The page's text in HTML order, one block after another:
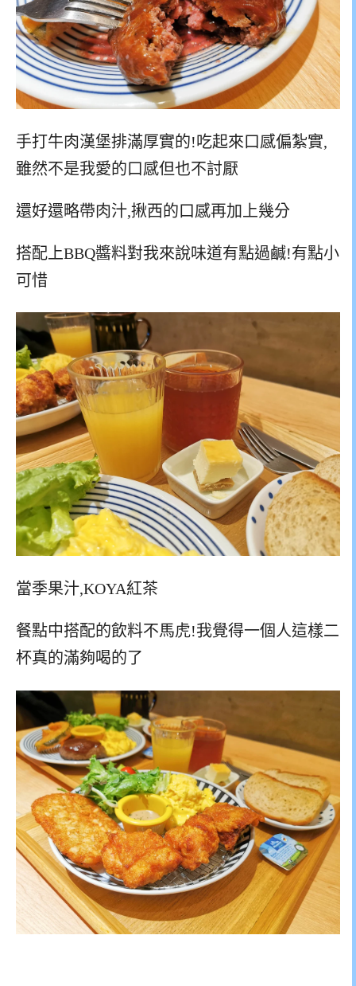
手打牛肉漢堡排滿厚實的!吃起來口感偏紮實,
雖然不是我愛的口感但也不討厭
還好還略帶肉汁,揪西的口感再加上幾分
搭配上BBQ醬料對我來說味道有點過鹹!有點小
可惜
當季果汁,KOYA紅茶
餐點中搭配的飲料不馬虎!我覺得一個人這樣二
杯真的滿夠喝的了